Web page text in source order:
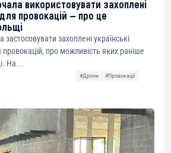
використовувати захоплені
провокацій — про це
застосовувати захоплені українські
про можливість яких раніше
На...
#Дрони
#Провокації